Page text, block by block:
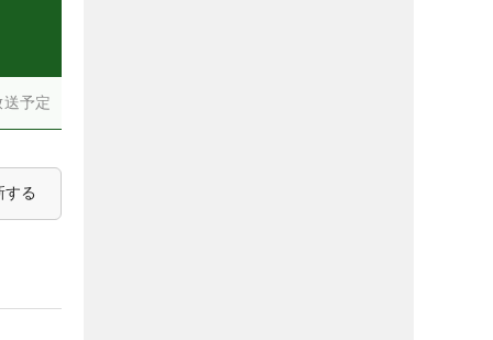
予定
する